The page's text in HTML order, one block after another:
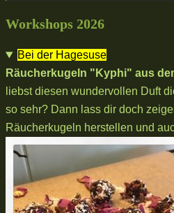
Workshops 2026
Bei der Hagesuse
Räucherkugeln "Kyphi" aus
liebst diesen wundervollen Duft
so sehr? Dann lass dir doch
Räucherkugeln herstellen und